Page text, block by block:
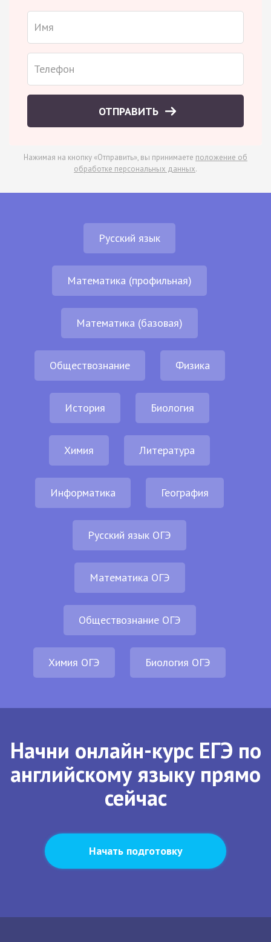
ОТПРАВИТЬ
Нажимая на кнопку «Отправить», вы принимаете положение об
обработке персональных данных.
Русский язык
Математика (профильная)
Математика (базовая)
Обществознание Физика
История Биология
Химия Литература
Информатика География
Русский язык ОГЭ
Математика ОГЭ
Обществознание ОГЭ
Химия ОГЭ Биология ОГЭ
Начни онлайн-курс ЕГЭ по
английскому языку прямо
сейчас
Начать подготовку